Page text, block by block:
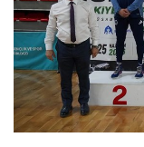
Kredi/Yurt E-
Ödeme